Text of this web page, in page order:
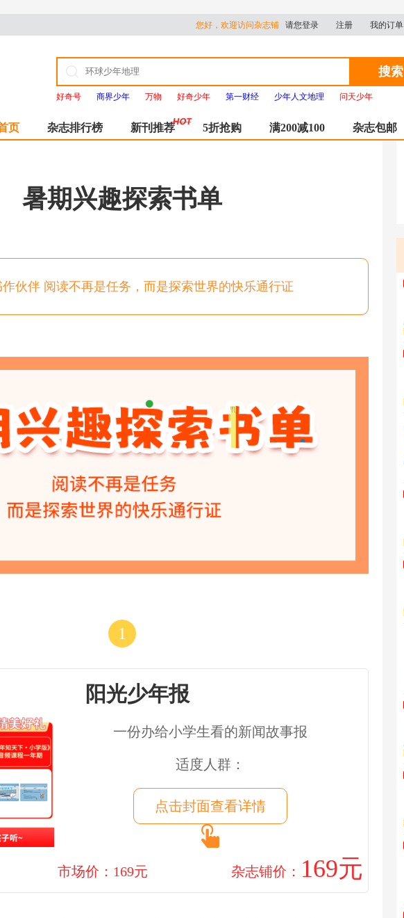
您好，欢迎访问杂志铺 请您登录 注册 我的订单
搜索
好奇号 商界少年 万物 好奇少年 第一财经 少年人文地理 问天少年
页 杂志排行榜 新刊推荐 5折抢购 满200减100 杂志包邮
暑期兴趣探索书单
伙伴 阅读不再是任务，而是探索世界的快乐通行证
1
阳光少年报
一份办给小学生看的新闻故事报
适度人群：
点击封面查看详情
市场价：169元 杂志铺价： 169元